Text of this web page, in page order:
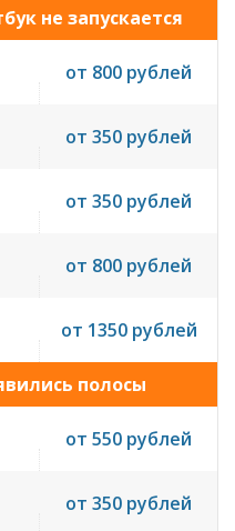
не запускается
от 800 рублей
от 350 рублей
от 350 рублей
от 800 рублей
от 1350 рублей
полосы
от 550 рублей
от 350 рублей